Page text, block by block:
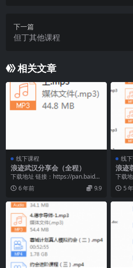
下一篇
但丁其他课程
相关文章
线下课程
浪迹武汉分享会（全程）
下载地址 链接：https://pan.baidu.
com/s/1D-4lOye...
6 年前 9.9
线
浪迹
下载
com/
5